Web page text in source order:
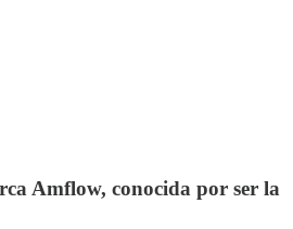
Amflow, conocida por ser la